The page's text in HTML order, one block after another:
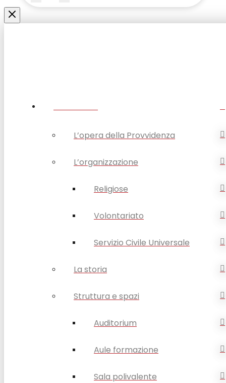
L’opera della Provvidenza
L’organizzazione
Religiose
Volontariato
Servizio Civile Universale
La storia
Struttura e spazi
Auditorium
Aule formazione
Sala polivalente